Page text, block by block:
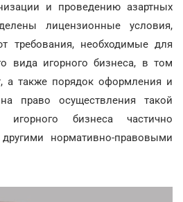
и проведению азартных
лицензионные условия,
требования, необходимые для
вида игорного бизнеса, в том
а также порядок оформления и
право осуществления такой
игорного бизнеса частично
нормативно-правовыми